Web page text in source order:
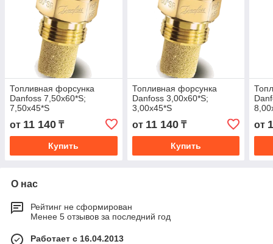
Топливная форсунка
Danfoss 7,50х60*S;
7,50х45*S
от 11 140 ₸
Купить
Топливная форсунка
Danfoss 3,00х60*S;
3,00х45*S
от 11 140₸
Купить
от
О нас
Рейтинг не сформирован
Менее 5 отзывов за последний год
Работает с 16.04.2013